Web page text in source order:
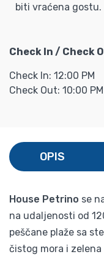
biti vraćena gostu.
Check In / Check
Check In: 12:00 PM
Check Out: 10:00 PM
OPIS
House Petrino se
na udaljenosti od
peščane plaže sa
čistog mora i